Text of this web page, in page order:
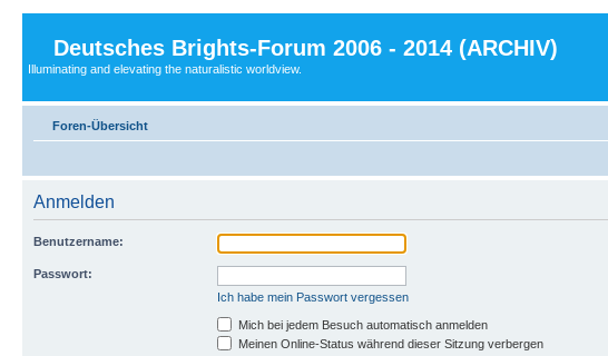
Deutsches Brights-Forum 2006 - 2014 (ARCHIV)
Illuminating and elevating the naturalistic worldview.
Foren-Übersicht
Anmelden
Benutzername:
Passwort:
Ich habe mein Passwort vergessen
Mich bei jedem Besuch automatisch anmelden
Meinen Online-Status während dieser Sitzung verbergen